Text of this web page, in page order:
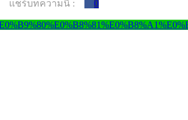
แชร์บทความนี้ : 0